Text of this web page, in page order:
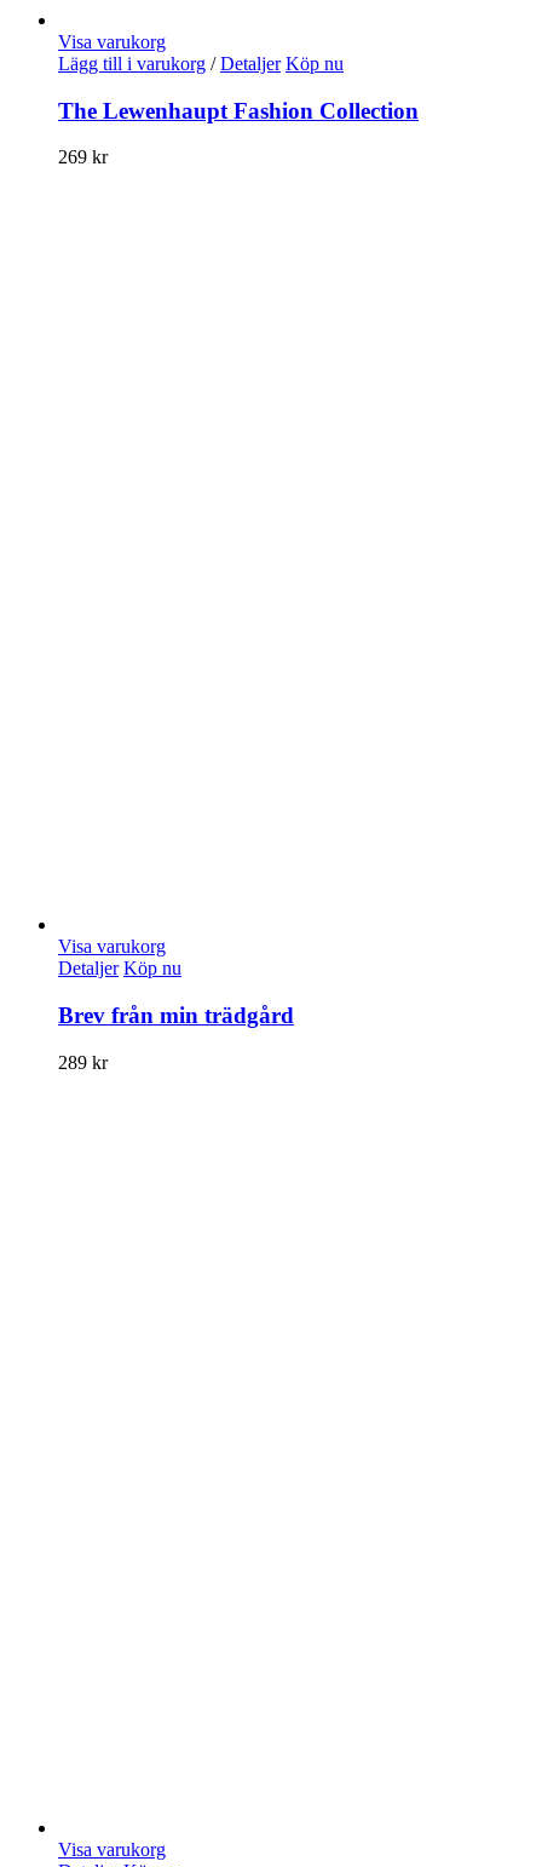
Visa varukorg
Lägg till i varukorg / Detaljer Köp nu
The Lewenhaupt Fashion Collection
269 kr
Visa varukorg
Detaljer Köp nu
Brev från min trädgård
289 kr
Visa varukorg